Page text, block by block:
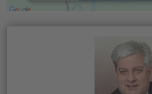
Management Platform